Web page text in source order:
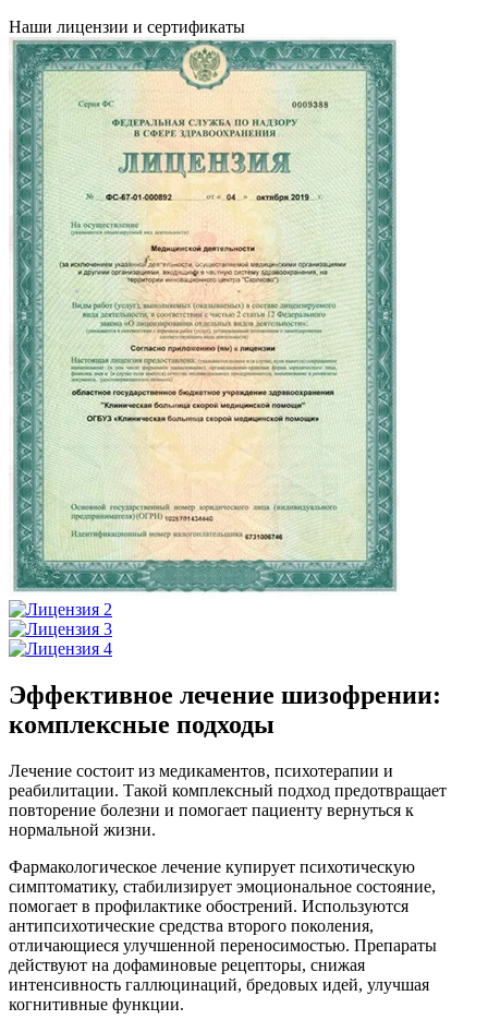
Наши лицензии и сертификаты
Эффективное лечение шизофрении:
комплексные подходы
Лечение состоит из медикаментов, психотерапии и
реабилитации. Такой комплексный подход предотвращает
повторение болезни и помогает пациенту вернуться к
нормальной жизни.
Фармакологическое лечение купирует психотическую
симптоматику, стабилизирует эмоциональное состояние,
помогает в профилактике обострений. Используются
антипсихотические средства второго поколения,
отличающиеся улучшенной переносимостью. Препараты
действуют на дофаминовые рецепторы, снижая
интенсивность галлюцинаций, бредовых идей, улучшая
когнитивные функции.